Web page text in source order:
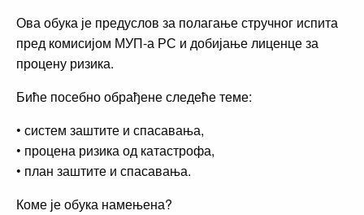
Ова обука је предуслов за полагање стручног испита
пред комисијом МУП-а РС и добијање лиценце за
процену ризика.
Биће посебно обрађене следеће теме:
• систем заштите и спасавања,
• процена ризика од катастрофа,
• план заштите и спасавања.
Коме је обука намењена?